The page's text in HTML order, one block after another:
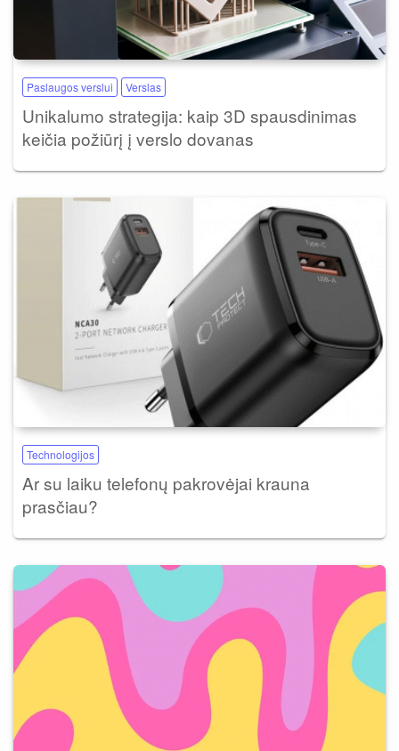
Paslaugos verslui Verslas
Unikalumo strategija: kaip 3D spausdinimas
keičia požiūrį į verslo dovanas
Technologijos
Ar su laiku telefonų pakrovėjai krauna
prasčiau?